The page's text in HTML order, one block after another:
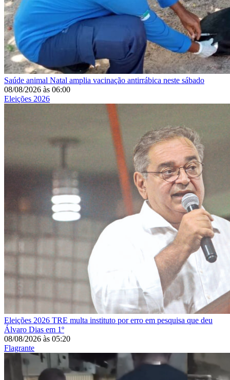
Saúde animal Natal amplia vacinação antirrábica neste sábado
08/08/2026 às 06:00
Eleições 2026
Eleições 2026 TRE multa instituto por erro em pesquisa que deu
Álvaro Dias em 1º
08/08/2026 às 05:20
Flagrante